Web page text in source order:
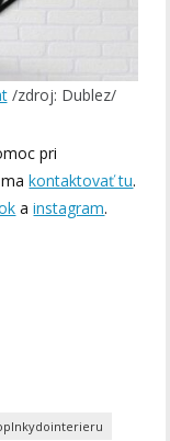
/zdroj: Dublez/
pri
makontaktovať tu.
ainstagram.